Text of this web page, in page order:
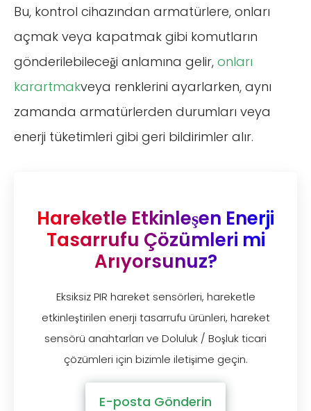
Bu, kontrol cihazından armatürlere, onları
açmak veya kapatmak gibi komutların
gönderilebileceği anlamına gelir, onları
karartmakveya renklerini ayarlarken, aynı
zamanda armatürlerden durumları veya
enerji tüketimleri gibi geri bildirimler alır.
Hareketle Etkinleşen Enerji
Tasarrufu Çözümleri mi
Arıyorsunuz?
Eksiksiz PIR hareket sensörleri, hareketle
etkinleştirilen enerji tasarrufu ürünleri, hareket
sensörü anahtarları ve Doluluk / Boşluk ticari
çözümleri için bizimle iletişime geçin.
E-posta Gönderin